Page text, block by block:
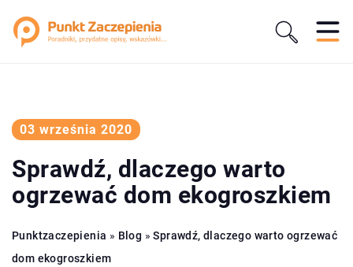
03 września 2020
Sprawdź, dlaczego warto
ogrzewać dom ekogroszkiem
Punktzaczepienia » Blog »Sprawdź, dlaczego warto ogrzewać
dom ekogroszkiem